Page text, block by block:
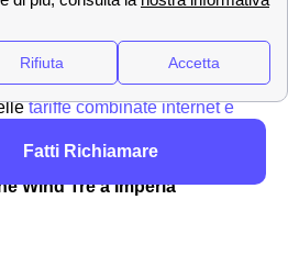
offerta internet e telefonia
Tre mette a disposizione la
tariffe combinate internet e
Wind Tre a Imperia
Fatti Richiamare